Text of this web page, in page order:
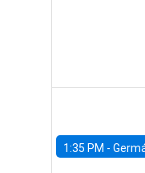
1:35 PM - Germán Cubas,